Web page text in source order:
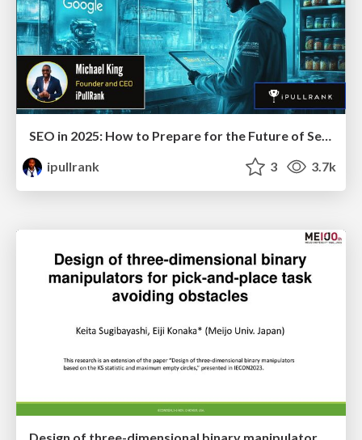
SEO in 2025: How to Prepare for the Future of Search
ipullrank
3 3.7k